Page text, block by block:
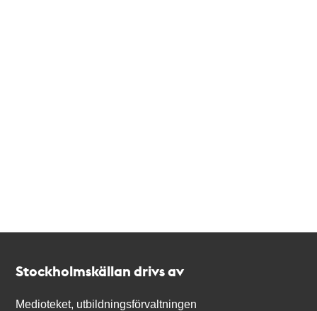
Stockholmskällan drivs av
Medioteket, utbildningsförvaltningen